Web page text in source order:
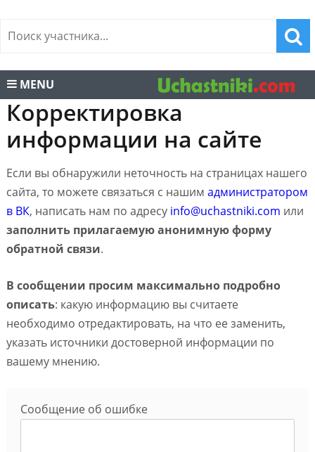
MENU
Корректировка
информации на сайте
Если вы обнаружили неточность на страницах нашего
сайта, то можете связаться с нашим администратором
в ВК, написать нам по адресу info@uchastniki.com или
заполнить прилагаемую анонимную форму
обратной связи.
В сообщении просим максимально подробно
описать: какую информацию вы считаете
необходимо отредактировать, на что ее заменить,
указать источники достоверной информации по
вашему мнению.
Сообщение об ошибке